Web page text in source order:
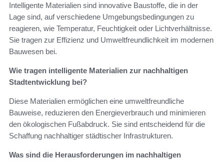
Intelligente Materialien sind innovative Baustoffe, die in der
Lage sind, auf verschiedene Umgebungsbedingungen zu
reagieren, wie Temperatur, Feuchtigkeit oder Lichtverhältnisse.
Sie tragen zur Effizienz und Umweltfreundlichkeit im modernen
Bauwesen bei.
Wie tragen intelligente Materialien zur nachhaltigen
Stadtentwicklung bei?
Diese Materialien ermöglichen eine umweltfreundliche
Bauweise, reduzieren den Energieverbrauch und minimieren
den ökologischen Fußabdruck. Sie sind entscheidend für die
Schaffung nachhaltiger städtischer Infrastrukturen.
Was sind die Herausforderungen im nachhaltigen